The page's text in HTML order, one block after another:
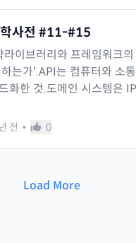
사전 #11-#15
이브러리와 프레임워크
는가'.API는 컴퓨터와 소
화한 것.도메인 시스템은
전 • 0
Load More